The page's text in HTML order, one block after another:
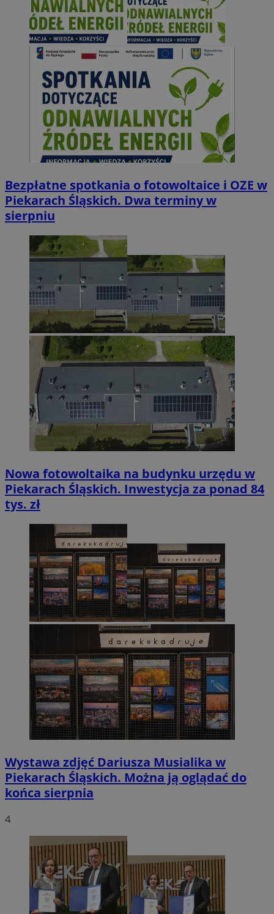
Bezpłatne spotkania o fotowoltaice i OZE w
Piekarach Śląskich. Dwa terminy w
sierpniu
Nowa fotowoltaika na budynku urzędu w
Piekarach Śląskich. Inwestycja za ponad 84
tys. zł
Wystawa zdjęć Dariusza Musialika w
Piekarach Śląskich. Można ją oglądać do
końca sierpnia
4